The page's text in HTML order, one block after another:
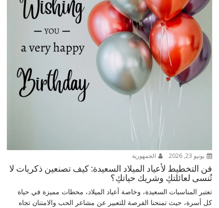
يونيو 23, 2026 الجمهورية
فن التخطيط لأعياد الميلاد السعيدة: كيف تصنعين ذكريات لا
تُنسى لعائلتكِ وشريك حياتكِ؟
تعتبر المناسبات السعيدة، وخاصة أعياد الميلاد، محطات مميزة في حياة
كل أسرة، حيث تمنحنا الفرصة للتعبير عن مشاعر الحب والامتنان تجاه